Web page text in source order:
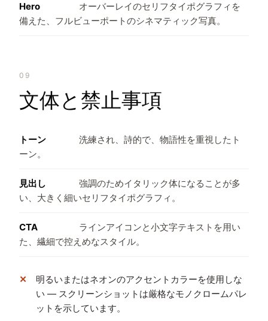
Hero
オーバーレイのセリフタイポグラフィを
備えた、フルビューポートのシネマティック写真。
09
文体と禁止事項
トーン
洗練され、詩的で、物語性を重視したト
ーン。
見出し
強調のためイタリック体になることが多
い、大きく細いセリフタイポグラフィ。
CTA
ラインアイコンと小文字テキストを用い
た、繊細で控えめなスタイル。
明るいまたはネオンのアクセントカラーを使用しな
い — スクリーンショットは厳格なモノクロームパレ
ットを示しています。